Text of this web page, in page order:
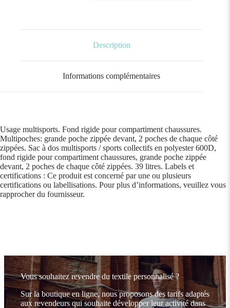
Description
Informations complémentaires
Usage multisports. Fond rigide pour compartiment chaussures.
Multipoches: grande poche zippée devant, 2 poches de chaque côté
zippées. Sac à dos multisports / sports collectifs en polyester 600D,
fond rigide pour compartiment chaussures, grande poche zippée
devant, 2 poches de chaque côté zippées. 39 litres. Labels et
certifications : Ce produit est concerné par une ou plusieurs
certifications ou labellisations. Pour plus d’informations, veuillez vous
rapprocher du fournisseur.
Vous souhaitez revendre du textile personnalisé ?
Sur la boutique en ligne, nous proposons des tarifs adaptés
aux revendeurs qui souhaite développer leur activité dans